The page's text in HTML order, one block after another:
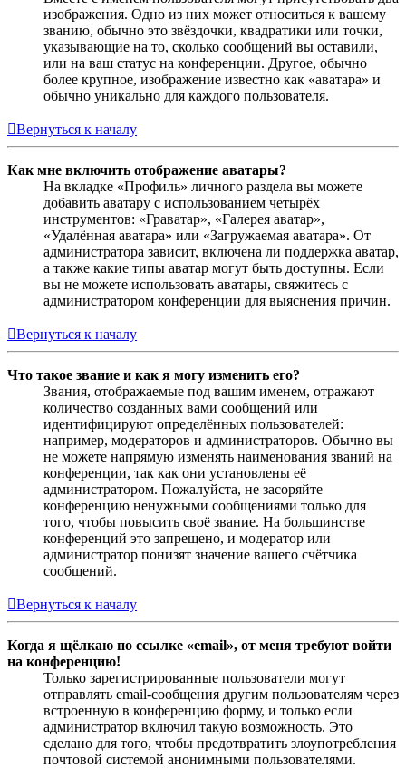
изображения. Одно из них может относиться к вашему
званию, обычно это звёздочки, квадратики или точки,
указывающие на то, сколько сообщений вы оставили,
или на ваш статус на конференции. Другое, обычно
более крупное, изображение известно как «аватара» и
обычно уникально для каждого пользователя.
Вернуться к началу
Как мне включить отображение аватары?
На вкладке «Профиль» личного раздела вы можете
добавить аватару с использованием четырёх
инструментов: «Граватар», «Галерея аватар»,
«Удалённая аватара» или «Загружаемая аватара». От
администратора зависит, включена ли поддержка аватар,
а также какие типы аватар могут быть доступны. Если
вы не можете использовать аватары, свяжитесь с
администратором конференции для выяснения причин.
Вернуться к началу
Что такое звание и как я могу изменить его?
Звания, отображаемые под вашим именем, отражают
количество созданных вами сообщений или
идентифицируют определённых пользователей:
например, модераторов и администраторов. Обычно вы
не можете напрямую изменять наименования званий на
конференции, так как они установлены её
администратором. Пожалуйста, не засоряйте
конференцию ненужными сообщениями только для
того, чтобы повысить своё звание. На большинстве
конференций это запрещено, и модератор или
администратор понизят значение вашего счётчика
сообщений.
Вернуться к началу
Когда я щёлкаю по ссылке «email», от меня требуют войти
на конференцию!
Только зарегистрированные пользователи могут
отправлять email-сообщения другим пользователям через
встроенную в конференцию форму, и только если
администратор включил такую возможность. Это
сделано для того, чтобы предотвратить злоупотребления
почтовой системой анонимными пользователями.